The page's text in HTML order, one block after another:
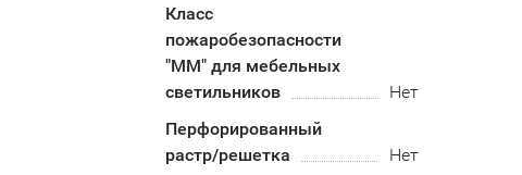
Класс
пожаробезопасности
"ММ" для мебельных
светильников
Нет
Перфорированный
растр/решетка
Нет